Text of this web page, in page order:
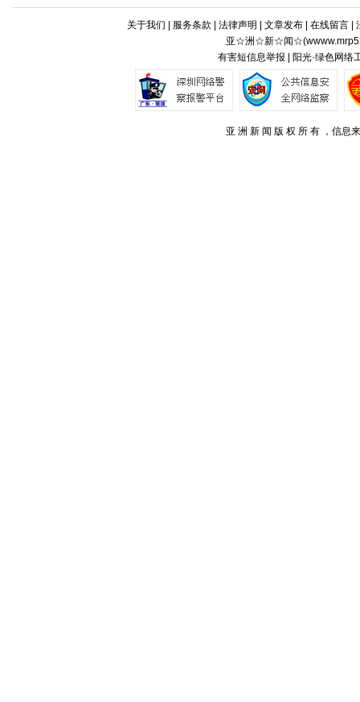
关于我们 服务条款 法律声明 文章发布| 在线留言|
亚☆洲☆新☆闻☆(
有害短信息举报 | 阳光·绿色网络
亚 洲 新 闻 版 权 所 有 ，信息